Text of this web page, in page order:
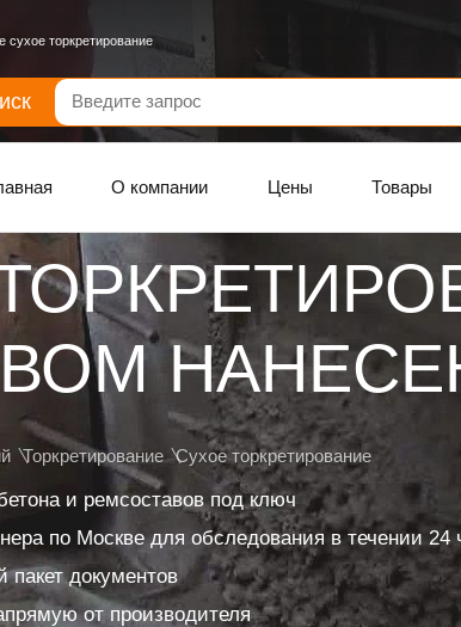
торкретирование
О компании Цены Товары
Торкретирование Сухое торкретирование
и ремсоставов под ключ
по Москве для обследования в течении 24
документов
от производителя